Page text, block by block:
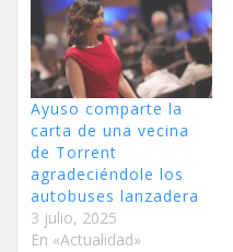
Ayuso comparte la
carta de una vecina
de Torrent
agradeciéndole los
autobuses lanzadera
3 julio, 2025
En «Actualidad»